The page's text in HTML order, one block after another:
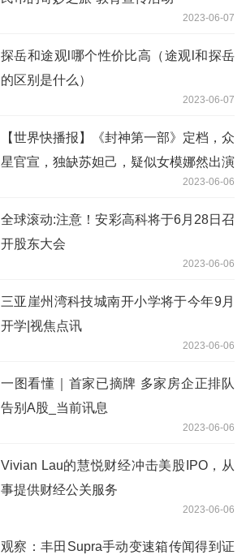
2023-06-07
探岳和途观l哪个性价比高（途观l和探岳
的区别是什么）
2023-06-07
【世界快播报】《封神第一部》定档，众
星官宣，独缺苏妲己，疑似女模娜然出演
2023-06-06
全球滚动:注意！安彩高科将于6月28日召
开股东大会
2023-06-06
三亚崖州湾科技城南开小学将于今年9月
开学|视焦点讯
2023-06-06
一图看懂｜首家已摘牌 多家房企正排队
告别A股_当前讯息
2023-06-06
Vivian Lau的慧悦财经冲击美股IPO，从
事提供财经公关服务
2023-06-06
观察：丰田Supra手动变速箱传闻得到证